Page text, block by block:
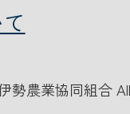
勢農業協同組合